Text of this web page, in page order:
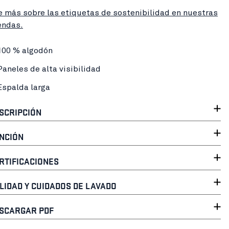
más sobre las etiquetas de sostenibilidad en nuestras
% algodón
de alta visibilidad
larga
Y CUIDADOS DE LAVADO
PDF